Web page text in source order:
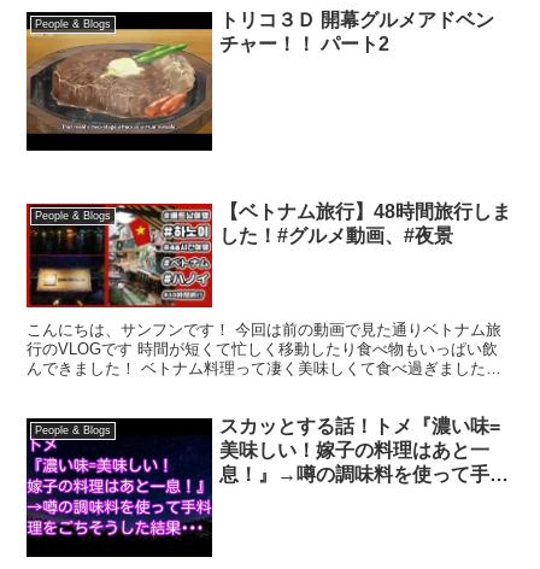
People & Blogs
トリコ３Ｄ 開幕グルメアドベン
チャー！！ パート2
People & Blogs
【ベトナム旅行】48時間旅行しま
した！#グルメ動画、#夜景
こんにちは、サンフンです！ 今回は前の動画で見た通りベトナム旅
行のVLOGです 時間が短くて忙しく移動したり食べ物もいっぱい飲
んできました！ ベトナム料理って凄く美味しくて食べ過ぎました
People & Blogs
スカッとする話！トメ『濃い味=
美味しい！嫁子の料理はあと一
息！』→噂の調味料を使って手料